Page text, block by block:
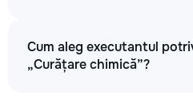
Cum aleg executantul
„Curățare chimică”?